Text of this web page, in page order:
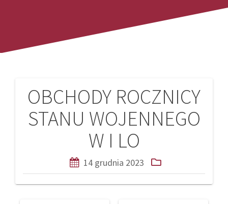
OBCHODY ROCZNICY
STANU WOJENNEGO
W I LO
14 grudnia 2023
Nawigacja
wpisu